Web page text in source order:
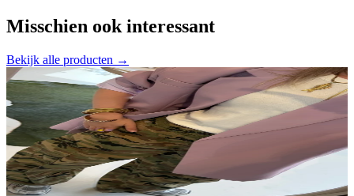
Misschien ook interessant
Bekijk alle producten →